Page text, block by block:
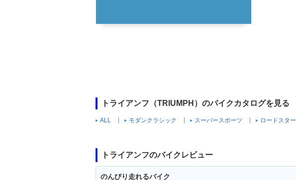
トライアンフ（TRIUMPH）のバイクカタログを見る
ALL モダンクラシック スーパースポーツ ロードスター
トライアンフのバイクレビュー
のんびり走れるバイク